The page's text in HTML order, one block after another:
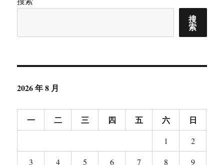
搜
索
2026 年 8 月
一 二 三 四 五 六 日
1
2
3
4 5 6 7 8
9